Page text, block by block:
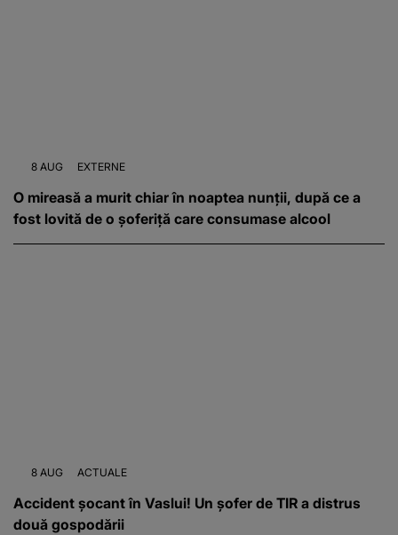
8 AUG EXTERNE
O mireasă a murit chiar în noaptea nunții, după ce a
fost lovită de o șoferiță care consumase alcool
8 AUG ACTUALE
Accident șocant în Vaslui! Un șofer de TIR a distrus
două gospodării